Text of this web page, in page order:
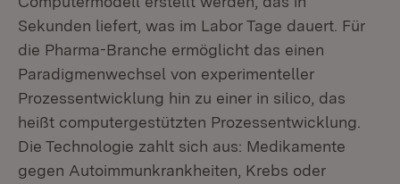
Sekunden liefert, was im Labor Tage dauert. Für
die Pharma-Branche ermöglicht das einen
Paradigmenwechsel von experimenteller
Prozessentwicklung hin zu einer in silico, das
heißt computergestützten Prozessentwicklung.
Die Technologie zahlt sich aus: Medikamente
gegen Autoimmunkrankheiten, Krebs oder